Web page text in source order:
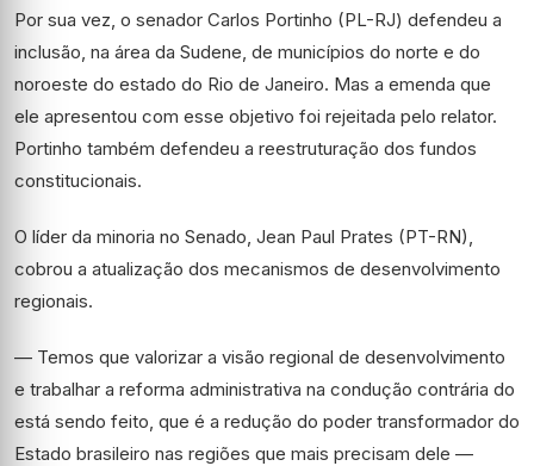
Por sua vez, o senador Carlos Portinho (PL-RJ) defendeu a
inclusão, na área da Sudene, de municípios do norte e do
noroeste do estado do Rio de Janeiro. Mas a emenda que
ele apresentou com esse objetivo foi rejeitada pelo relator.
Portinho também defendeu a reestruturação dos fundos
constitucionais.
O líder da minoria no Senado, Jean Paul Prates (PT-RN),
cobrou a atualização dos mecanismos de desenvolvimento
regionais.
— Temos que valorizar a visão regional de desenvolvimento
e trabalhar a reforma administrativa na condução contrária do
está sendo feito, que é a redução do poder transformador do
Estado brasileiro nas regiões que mais precisam dele —